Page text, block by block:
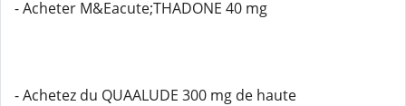
- Acheter M&Eacute;THADONE 40 mg
- Achetez du QUAALUDE 300 mg de haute